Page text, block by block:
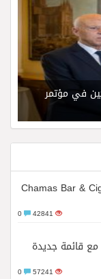
في مؤتمر
Chamas Bar &
42841
قائمة جديدة
57241